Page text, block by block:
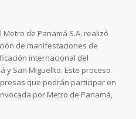
Metro de Panamá S.A. realizó
de manifestaciones de
internacional del
y San Miguelito. Este proceso
que podrán participar en
por Metro de Panamá,